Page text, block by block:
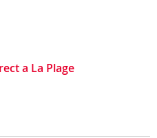
a La Plage